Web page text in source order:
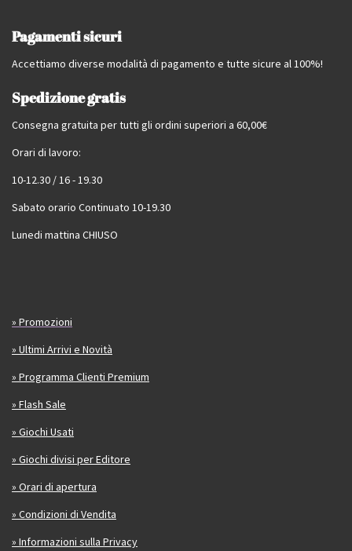
Pagamenti sicuri
Accettiamo diverse modalità di pagamento e tutte sicure al 100%!
Spedizione gratis
Consegna gratuita per tutti gli ordini superiori a 60,00€
Orari di lavoro:
10-12.30 / 16 - 19.30
Sabato orario Continuato 10-19.30
Lunedi mattina CHIUSO
» Promozioni
» Ultimi Arrivi e Novità
» Programma Clienti Premium
» Flash Sale
» Giochi Usati
» Giochi divisi per Editore
» Orari di apertura
» Condizioni di Vendita
» Informazioni sulla Privacy